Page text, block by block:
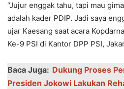
“Jujur enggak tahu, tapi mau
adalah kader PDIP. Jadi saya
ujar Kaesang saat acara
Ke-9 PSI di Kantor DPP PSI,
Baca Juga: Dukung Proses
Presiden Jokowi Lakukan